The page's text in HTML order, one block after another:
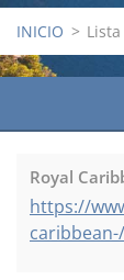
INICIO >
Royal
https://
caribbean-/